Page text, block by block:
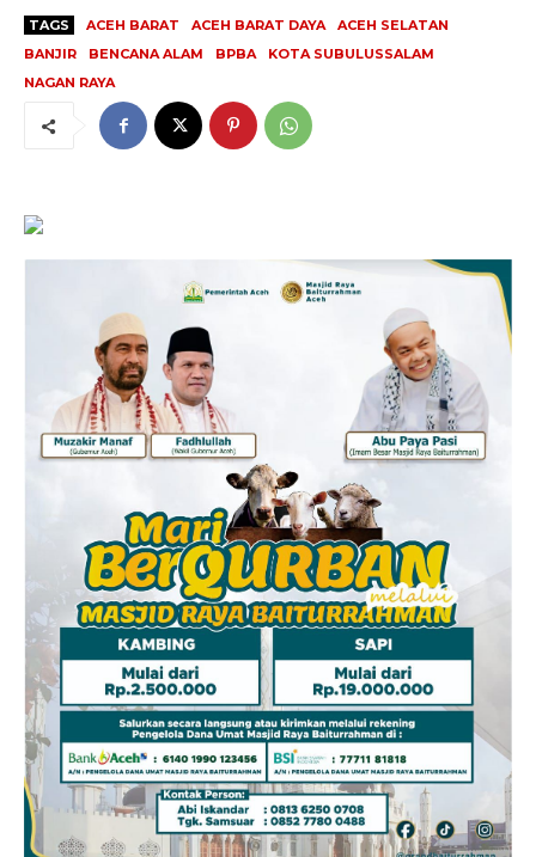
Kebijakan Pengguna
Pedoman Dewan Pers
Hubungi Kami
TAGS ACEH BARAT ACEH BARAT DAYA
ACEH SELATAN
BANJIR
BENCANA ALAM BPBA
KOTA SUBULUSSALAM
NAGAN RAYA